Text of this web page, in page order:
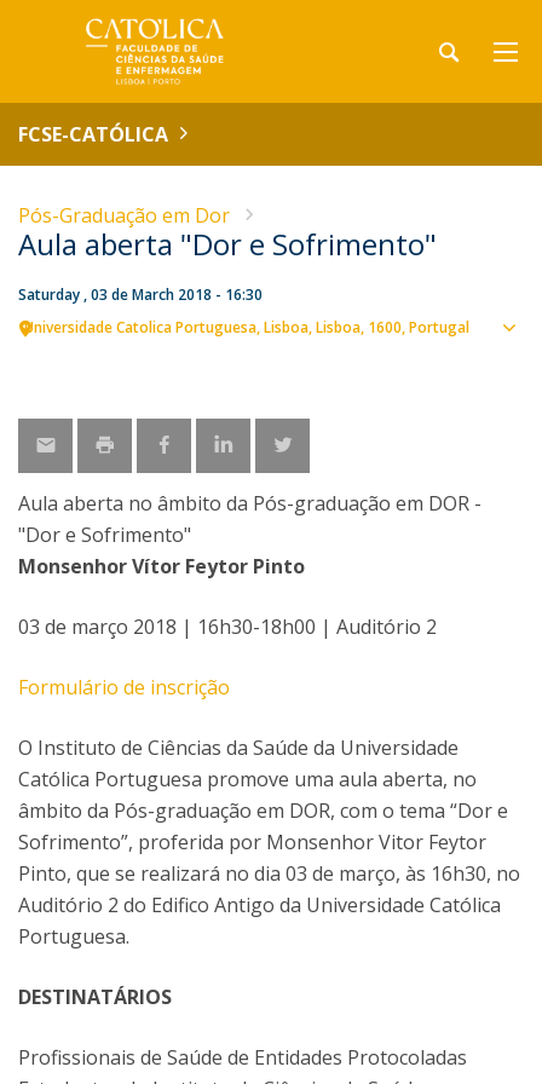
FCSE-CATÓLICA
Pós-Graduação em Dor
Aula aberta "Dor e Sofrimento"
Saturday , 03 de March 2018 - 16:30
Universidade Catolica Portuguesa Lisboa Lisboa 1600 Portugal
Aula aberta no âmbito da Pós-graduação em DOR -
"Dor e Sofrimento"
Monsenhor Vítor Feytor Pinto
03 de março 2018 | 16h30-18h00 | Auditório 2
Formulário de inscrição
O Instituto de Ciências da Saúde da Universidade
Católica Portuguesa promove uma aula aberta, no
âmbito da Pós-graduação em DOR, com o tema “Dor e
Sofrimento”, proferida por Monsenhor Vitor Feytor
Pinto, que se realizará no dia 03 de março, às 16h30, no
Auditório 2 do Edifico Antigo da Universidade Católica
Portuguesa.
DESTINATÁRIOS
Profissionais de Saúde de Entidades Protocoladas